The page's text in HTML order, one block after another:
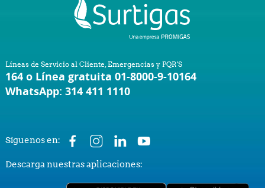
Líneas de Servicio al Cliente, Emergencias y PQR'S
164 o Línea gratuita 01-8000-9-10164
WhatsApp: 314 411 1110
Síguenos en:
Descarga nuestras aplicaciones: